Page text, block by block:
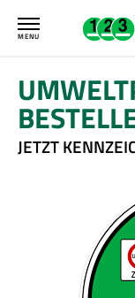
MENU
JETZT